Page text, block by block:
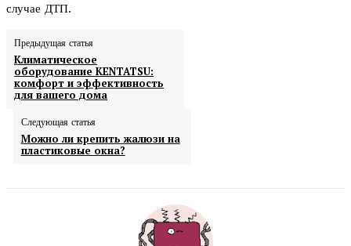
случае ДТП.
Предыдущая статья
Климатическое
оборудование KENTATSU:
комфорт и эффективность
для вашего дома
Следующая статья
Можно ли крепить жалюзи на
пластиковые окна?